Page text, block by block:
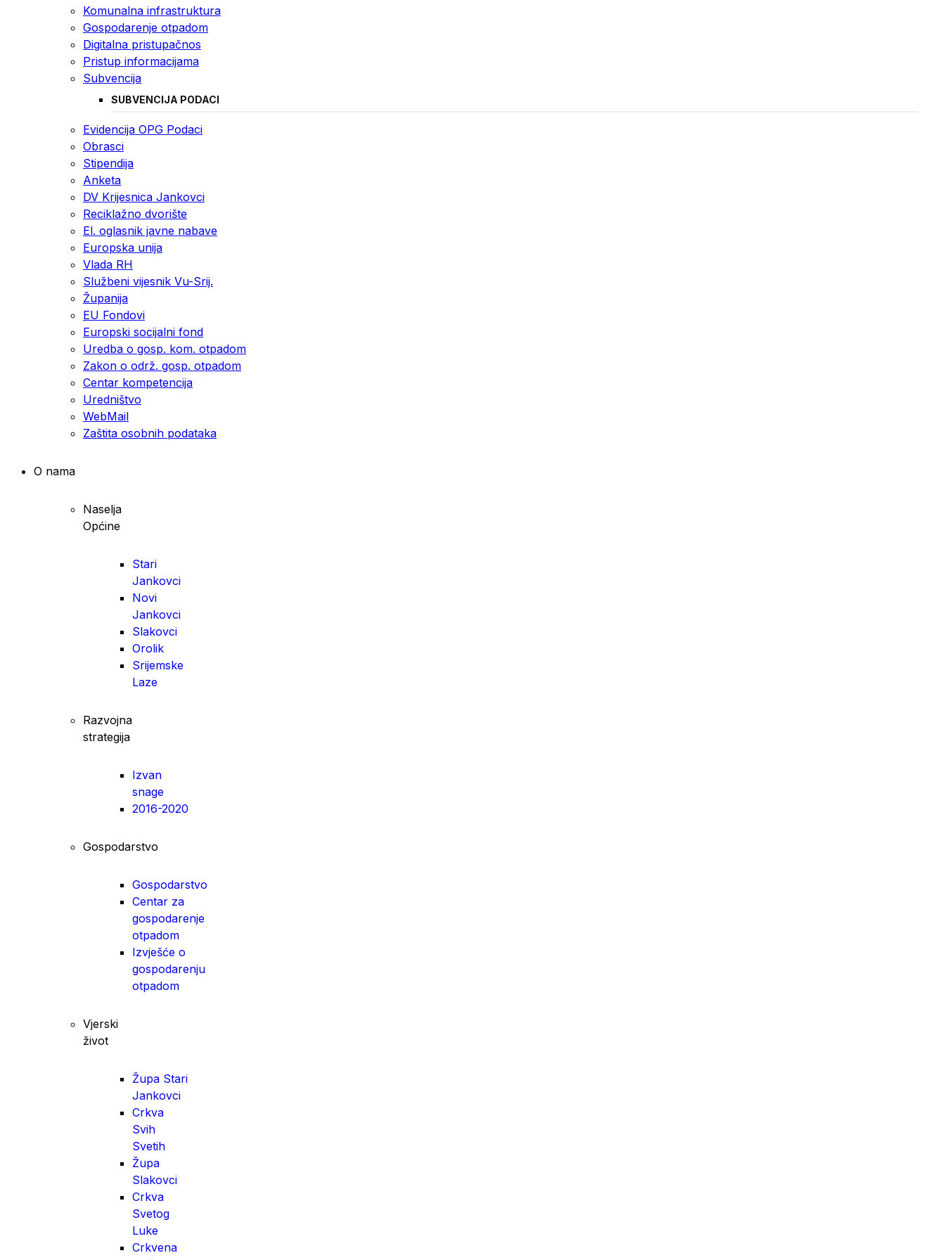
Komunalna infrastruktura
Gospodarenje otpadom
Digitalna pristupačnos
Pristup informacijama
Subvencija
SUBVENCIJA PODACI
Evidencija OPG Podaci
Obrasci
Stipendija
Anketa
DV Krijesnica Jankovci
Reciklažno dvorište
El. oglasnik javne nabave
Europska unija
Vlada RH
Službeni vijesnik Vu-Srij.
Županija
EU Fondovi
Europski socijalni fond
Uredba o gosp. kom. otpadom
Zakon o održ. gosp. otpadom
Centar kompetencija
Uredništvo
WebMail
Zaštita osobnih podataka
O nama
Naselja
Općine
Stari
Jankovci
Novi
Jankovci
Slakovci
Orolik
Srijemske
Laze
Razvojna
strategija
Izvan
snage
2016-2020
Gospodarstvo
Gospodarstvo
Centar za
gospodarenje
otpadom
Izvješće o
gospodarenju
otpadom
Vjerski
život
Župa Stari
Jankovci
Crkva
Svih
Svetih
Župa
Slakovci
Crkva
Svetog
Luke
Crkvena